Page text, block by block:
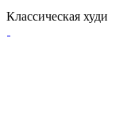
Классическая худи